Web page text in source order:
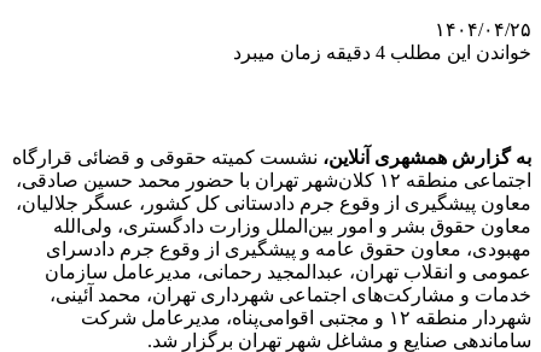
۱۴۰۴/۰۴/۲۵
خواندن این مطلب 4 دقیقه زمان میبرد
به گزارش همشهری آنلاین، نشست کمیته حقوقی و قضائی قرارگاه
اجتماعی منطقه ۱۲ کلان‌شهر تهران با حضور محمد حسین صادقی،
معاون پیشگیری از وقوع جرم دادستانی کل کشور، عسگر جلالیان،
معاون حقوق بشر و امور بین‌الملل وزارت دادگستری، ولی‌الله
مهبودی، معاون حقوق عامه و پیشگیری از وقوع جرم دادسرای
عمومی و انقلاب تهران، عبدالمجید رحمانی، مدیرعامل سازمان
خدمات و مشارکت‌های اجتماعی شهرداری تهران، محمد آئینی،
شهردار منطقه ۱۲ و مجتبی اقوامی‌پناه، مدیرعامل شرکت
ساماندهی صنایع و مشاغل شهر تهران برگزار شد.